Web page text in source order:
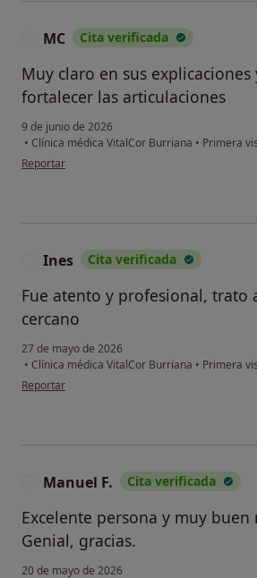
MC Cita verificada
Muy claro en sus
fortalecer las articulaciones
9 de junio de 2026
• Clínica médica VitalCor Burriana • Primera
en opinión del usuario MC
Reportar
Ines Cita verificada
Fue atento y profesional, trato
cercano
27 de mayo de 2026
• Clínica médica VitalCor Burriana • Primera
en opinión del usuario Ines
Reportar
Manuel F. Cita verificada
Excelente persona y muy
Genial, gracias.
20 de mayo de 2026